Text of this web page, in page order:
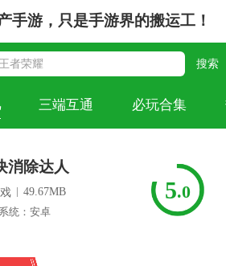
手游，只是手游界的搬运工！
三端互通 必玩合集
消除达人
|49.67MB
统：安卓
5.0